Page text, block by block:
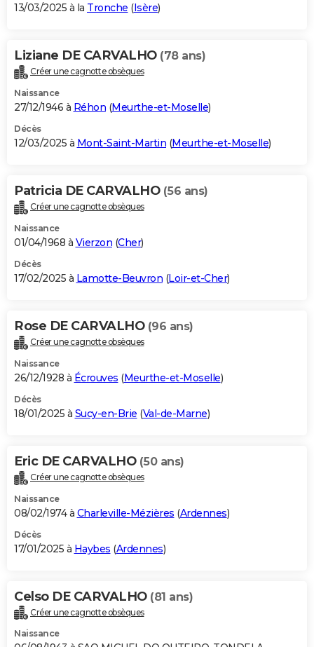
13/03/2025 à la Tronche (Isère)
Liziane DE CARVALHO (78 ans)
Créer une cagnotte obsèques
Naissance
27/12/1946 à Réhon (Meurthe-et-Moselle)
Décès
12/03/2025 à Mont-Saint-Martin (Meurthe-et-Moselle)
Patricia DE CARVALHO (56 ans)
Créer une cagnotte obsèques
Naissance
01/04/1968 à Vierzon (Cher)
Décès
17/02/2025 à Lamotte-Beuvron (Loir-et-Cher)
Rose DE CARVALHO (96 ans)
Créer une cagnotte obsèques
Naissance
26/12/1928 à Écrouves (Meurthe-et-Moselle)
Décès
18/01/2025 à Sucy-en-Brie (Val-de-Marne)
Eric DE CARVALHO (50 ans)
Créer une cagnotte obsèques
Naissance
08/02/1974 à Charleville-Mézières (Ardennes)
Décès
17/01/2025 à Haybes (Ardennes)
Celso DE CARVALHO (81 ans)
Créer une cagnotte obsèques
Naissance